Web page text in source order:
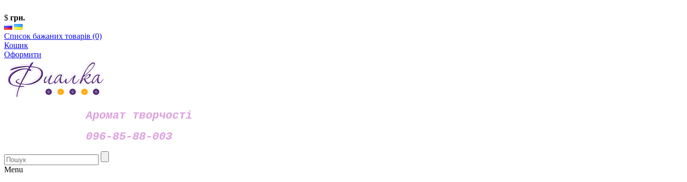
$ грн.
Список бажаних товарів (0)
Кошик
Оформити
Аромат творчості
096-85-88-003
Menu